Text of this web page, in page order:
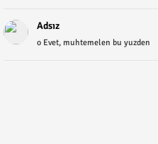
Adsız
o Evet, muhtemelen bu yuzden